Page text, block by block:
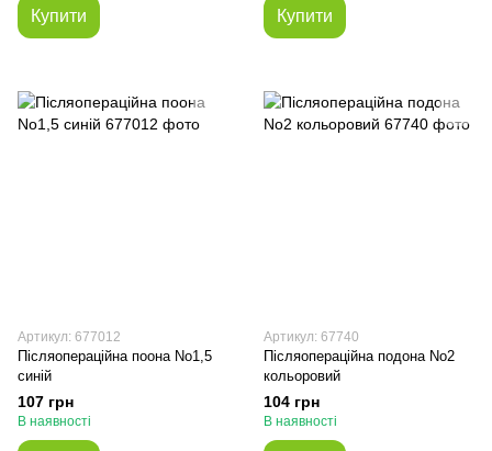
Купити Купити
Артикул: 677012
Післяопераційна поона No1,5
синій
107 грн
В наявності
Артикул: 67740
Післяопераційна подона No2
кольоровий
104 грн
В наявності